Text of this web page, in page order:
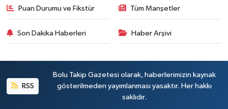
Puan Durumu ve Fikstür Tüm Manşetler
Son Dakika Haberleri Haber Arşivi
RSS
Bolu Takip Gazetesi olarak, haberlerimizin kaynak
gösterilmeden yayımlanması yasaktır. Her hakkı
saklıdır.